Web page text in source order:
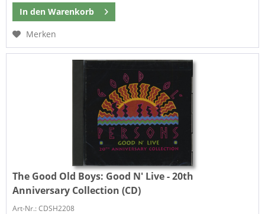
In den Warenkorb
Merken
The Good Old Boys: Good N' Live - 20th
Anniversary Collection (CD)
Art-Nr.: CDSH2208